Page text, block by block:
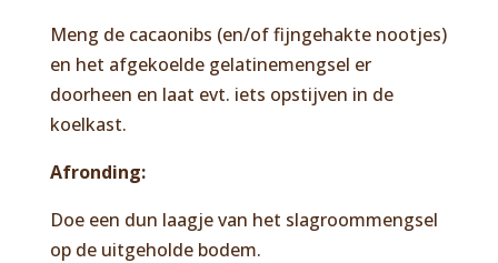
Meng de cacaonibs (en/of fijngehakte nootjes)
en het afgekoelde gelatinemengsel er
doorheen en laat evt. iets opstijven in de
koelkast.
Afronding:
Doe een dun laagje van het slagroommengsel
op de uitgeholde bodem.